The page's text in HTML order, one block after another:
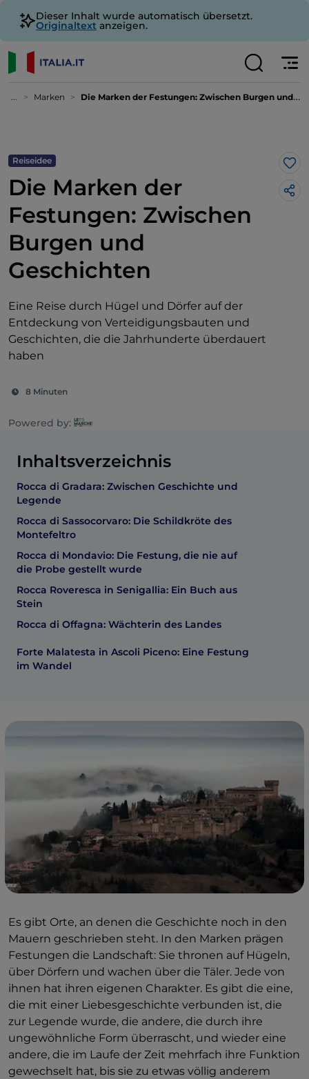
Dieser Inhalt wurde automatisch übersetzt.
Originaltext anzeigen.
... Marken Die Marken der Festungen: Zwischen Burgen und Geschichten
Reiseidee
Die Marken der
Festungen: Zwischen
Burgen und
Geschichten
Eine Reise durch Hügel und Dörfer auf der
Entdeckung von Verteidigungsbauten und
Geschichten, die die Jahrhunderte überdauert
haben
8 Minuten
Powered by:
Inhaltsverzeichnis
Rocca di Gradara: Zwischen Geschichte und
Legende
Rocca di Sassocorvaro: Die Schildkröte des
Montefeltro
Rocca di Mondavio: Die Festung, die nie auf
die Probe gestellt wurde
Rocca Roveresca in Senigallia: Ein Buch aus
Stein
Rocca di Offagna: Wächterin des Landes
Forte Malatesta in Ascoli Piceno: Eine Festung
im Wandel
Es gibt Orte, an denen die Geschichte noch in den
Mauern geschrieben steht. In den Marken prägen
Festungen die Landschaft: Sie thronen auf Hügeln,
über Dörfern und wachen über die Täler. Jede von
ihnen hat ihren eigenen Charakter. Es gibt die eine,
die mit einer Liebesgeschichte verbunden ist, die
zur Legende wurde, die andere, die durch ihre
ungewöhnliche Form überrascht, und wieder eine
andere, die im Laufe der Zeit mehrfach ihre Funktion
gewechselt hat, bis sie zu etwas völlig anderem